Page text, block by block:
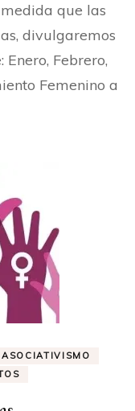
que las
divulgaremos
Febrero,
Femenino a
ASOCIATIVISMO